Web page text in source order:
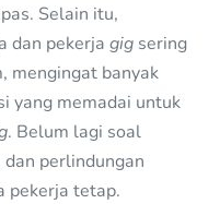
Selain itu,
dan pekerjagig sering
mengingat banyak
yang memadai untuk
. Belum lagi soal
perlindungan
pekerja tetap.